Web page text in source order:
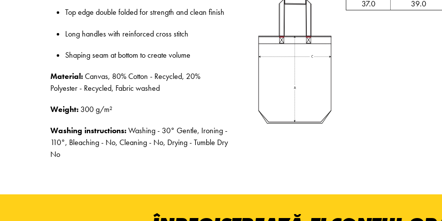
Top edge double folded for strength and clean finish
Long handles with reinforced cross stitch
Shaping seam at bottom to create volume
Material:Canvas, 80% Cotton - Recycled, 20%
Polyester - Recycled, Fabric washed
Weight: 300 g/m²
Washing instructions:Washing - 30° Gentle, Ironing -
110°, Bleaching - No, Cleaning - No, Drying - Tumble Dry
No
37.0 39.0